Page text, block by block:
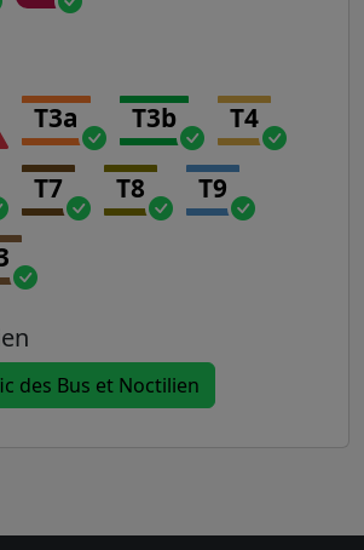
T3a T3b T4
T7 T8 T9
des Bus et Noctilien